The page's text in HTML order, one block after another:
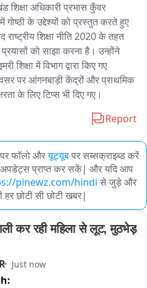
शिक्षा अधिकारी प्रभास कुँवर
के उद्देश्यों को प्रस्तुत करते हुए
शिक्षा नीति 2020 के तहत
को साझा करना है। उन्होंने
में विभाग द्वारा किए गए
पर आंगनबाड़ी केंद्रों और प्राथमिक
के लिए टिप्स भी दिए गए।
Report
पर फॉलो औरयूट्यूबपर सब्सक्राइब्ड करें
अपडेट्स प्राप्त कर सकें| और यदि आप
pinewz.com/hindi से जुड़े और
छोटी सी छोटी खबर|
कर रही महिला से लूट, मुठभेड़
Just now